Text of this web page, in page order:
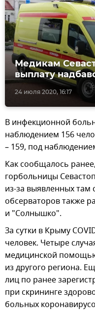
24 июля 2020, 16:17
Медикам
выплату
В инфекционной
наблюдением 156
– 159, под
Как сообщалось
горбольницы
из-за выявленных там
обсерваторов также
и "Солнышко".
За сутки в Крыму
человек. Четыре
медицинской
из другого региона.
лиц по ранее
при скрининге
больных